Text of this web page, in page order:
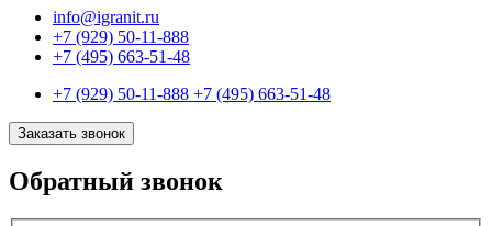
info@igranit.ru
+7 (929) 50-11-888
+7 (495) 663-51-48
+7 (929) 50-11-888 +7 (495) 663-51-48
Заказать звонок
Обратный звонок